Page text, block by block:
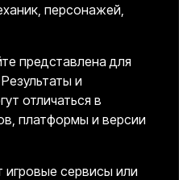
персонажей,
представлена для
и
отличаться в
платформы и версии
игровые сервисы или